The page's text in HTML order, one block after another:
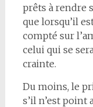
prêts à rendre
que lorsqu’il
compté sur
celui qui se
crainte.
Du moins, le
s’il n’est point